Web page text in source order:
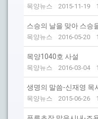
목양뉴스 2015-11-19
스승의 날을 맞아 스승
목양뉴스 2016-05-20
목양1040호 사설
목양뉴스 2016-03-04
생명의 말씀-신재영 목
목양뉴스 2015-06-26